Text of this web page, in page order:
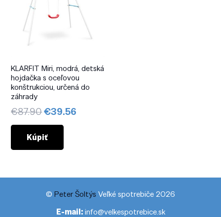
KLARFIT Miri, modrá, detská
hojdačka s oceľovou
konštrukciou, určená do
záhrady
€87.90Pôvodná
cena
bola:
€87.90.
€39.56
Kúpiť
© Peter Šoltýs Veľké spotrebiče 2026
E-mail:info@velkespotrebice.sk